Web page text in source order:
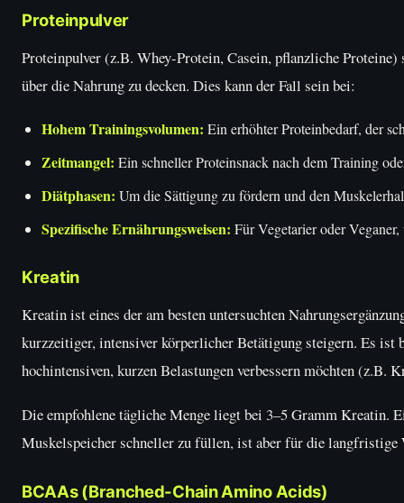
Proteinpulver
Proteinpulver (z.B. Whey-Protein, Casein, pflanzliche
über die Nahrung zu decken. Dies kann der Fall sein bei:
Hohem Trainingsvolumen: Ein erhöhter Proteinbedarf, der
Zeitmangel: Ein schneller Proteinsnack nach dem Training
Diätphasen: Um die Sättigung zu fördern und den
Spezifische Ernährungsweisen: Für Vegetarier oder
Kreatin
Kreatin ist eines der am besten untersuchten
kurzzeitiger, intensiver körperlicher Betätigung steigern. Es
hochintensiven, kurzen Belastungen verbessern möchten
Die empfohlene tägliche Menge liegt bei 3–5 Gramm Kreatin.
Muskelspeicher schneller zu füllen, ist aber für die
BCAAs (Branched-Chain Amino Acids)